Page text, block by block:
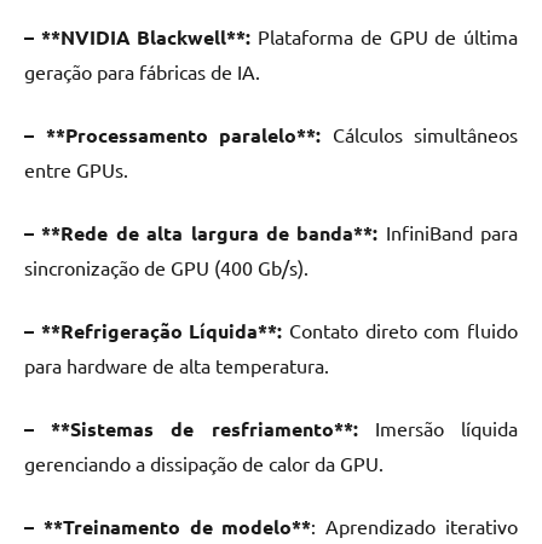
– **NVIDIA Blackwell**: Plataforma de GPU de última
geração para fábricas de IA.
– **Processamento paralelo**: Cálculos simultâneos
entre GPUs.
– **Rede de alta largura de banda**: InfiniBand para
sincronização de GPU (400 Gb/s).
– **Refrigeração Líquida**: Contato direto com fluido
para hardware de alta temperatura.
– **Sistemas de resfriamento**:Imersão líquida
gerenciando a dissipação de calor da GPU.
– **Treinamento de modelo**: Aprendizado iterativo